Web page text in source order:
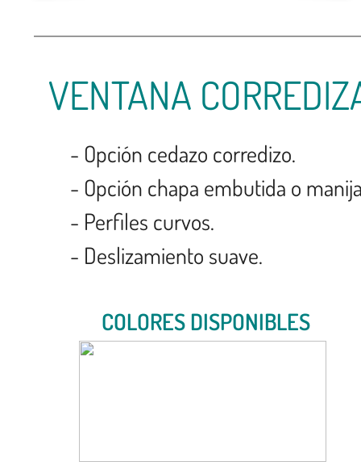
COLORES DISPONIBLES
- Opción cedazo corredizo.
- Opción chapa embutida o
- Perfiles curvos.
- Deslizamiento suave.
VENTANA